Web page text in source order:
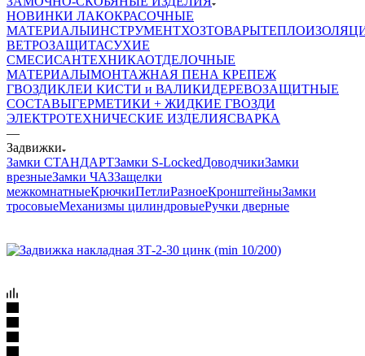
НОВИНКИ ЛАКОКРАСОЧНЫЕ
МАТЕРИАЛЫИНСТРУМЕНТХОЗТОВАРЫ
ВЕТРОЗАЩИТАСУХИЕ
СМЕСИСАНТЕХНИКАОТДЕЛОЧНЫЕ
МАТЕРИАЛЫМОНТАЖНАЯ ПЕНА КРЕПЕЖ
ГВОЗДИКЛЕИ КИСТИ и ВАЛИКИДЕРЕВОЗАЩИТНЫЕ
СОСТАВЫГЕРМЕТИКИ + ЖИДКИЕ ГВОЗДИ
ЭЛЕКТРОТЕХНИЧЕСКИЕ ИЗДЕЛИЯСВАРКА
—
Задвижки
Замки СТАНДАРТЗамки S-LockedДоводчикиЗамки
врезныеЗамки ЧАЗЗащелки
межкомнатныеКрючкиПетлиРазноеКронштейныЗамки
тросовыеМеханизмы цилиндровыеРучки дверные